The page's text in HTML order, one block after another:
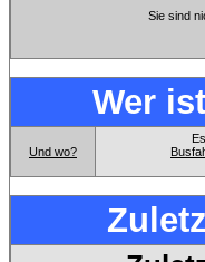
Sie sind
Wer
Und wo?